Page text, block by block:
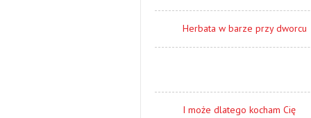
Herbata w barze przy dworcu
I może dlatego kocham Cię